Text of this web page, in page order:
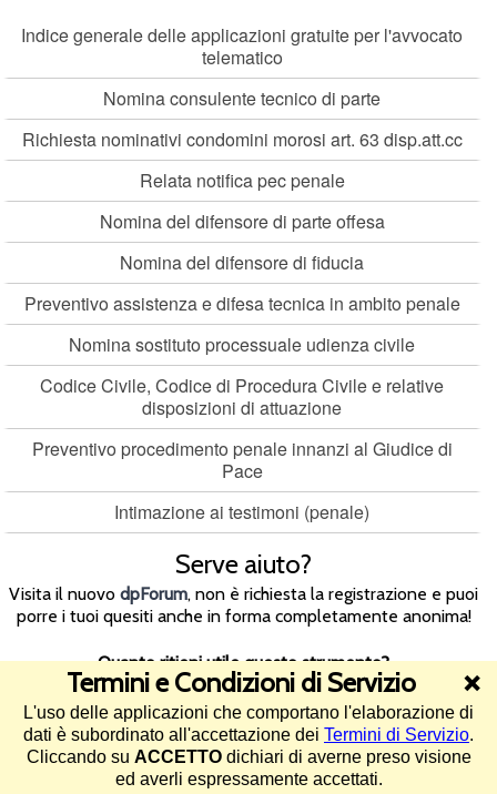
Indice generale delle applicazioni gratuite per l'avvocato
telematico
Nomina consulente tecnico di parte
Richiesta nominativi condomini morosi art. 63 disp.att.cc
Relata notifica pec penale
Nomina del difensore di parte offesa
Nomina del difensore di fiducia
Preventivo assistenza e difesa tecnica in ambito penale
Nomina sostituto processuale udienza civile
Codice Civile, Codice di Procedura Civile e relative
disposizioni di attuazione
Preventivo procedimento penale innanzi al Giudice di
Pace
Intimazione ai testimoni (penale)
Serve aiuto?
Visita il nuovodpForum, non è richiesta la registrazione e puoi
porre i tuoi quesiti anche in forma completamente anonima!
Quanto ritieni utile questo strumento?
4.5/5 (199 voti)
©2013-2026 Diritto Pratico -Termini di Servizio e informativa sul
Termini e Condizioni di Servizio ❌
L'uso delle applicazioni che comportano l'elaborazione di
dati è subordinato all'accettazione dei Termini di Servizio.
Cliccando su ACCETTOdichiari di averne preso visione
ed averli espressamente accettati.